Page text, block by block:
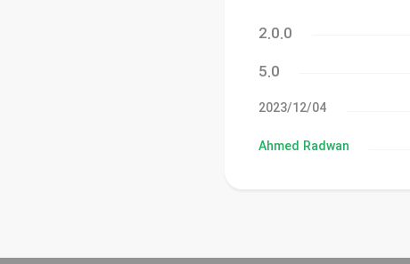
2.0.0
5.0
04‏/12‏/2023
Ahmed Radwan